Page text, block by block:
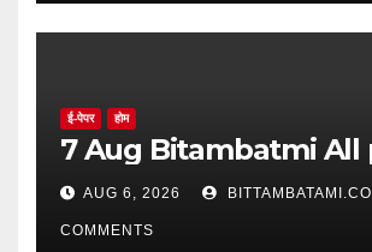
ई-पेपर होम
7 Aug Bitambatmi
AUG 6, 2026
COMMENTS